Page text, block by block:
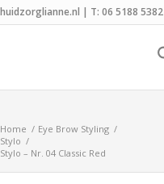
| T: 06 5188 5382
Home / Eye Brow Styling /
/
– Nr. 04 Classic Red